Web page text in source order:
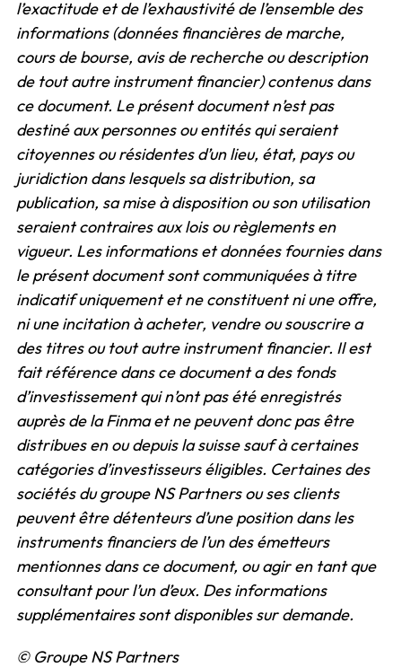
l’exactitude et de l’exhaustivité de l’ensemble des
informations (données financières de marche,
cours de bourse, avis de recherche ou description
de tout autre instrument financier) contenus dans
ce document. Le présent document n’est pas
destiné aux personnes ou entités qui seraient
citoyennes ou résidentes d’un lieu, état, pays ou
juridiction dans lesquels sa distribution, sa
publication, sa mise à disposition ou son utilisation
seraient contraires aux lois ou règlements en
vigueur. Les informations et données fournies dans
le présent document sont communiquées à titre
indicatif uniquement et ne constituent ni une offre,
ni une incitation à acheter, vendre ou souscrire a
des titres ou tout autre instrument financier. Il est
fait référence dans ce document a des fonds
d’investissement qui n’ont pas été enregistrés
auprès de la Finma et ne peuvent donc pas être
distribues en ou depuis la suisse sauf à certaines
catégories d’investisseurs éligibles. Certaines des
sociétés du groupe NS Partners ou ses clients
peuvent être détenteurs d’une position dans les
instruments financiers de l’un des émetteurs
mentionnes dans ce document, ou agir en tant que
consultant pour l’un d’eux. Des informations
supplémentaires sont disponibles sur demande.
© Groupe NS Partners